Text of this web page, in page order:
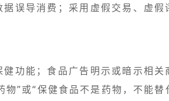
误导消费；采用虚假交易、虚假
功能；食品广告明示或暗示相关
”或“保健食品不是药物，不能替